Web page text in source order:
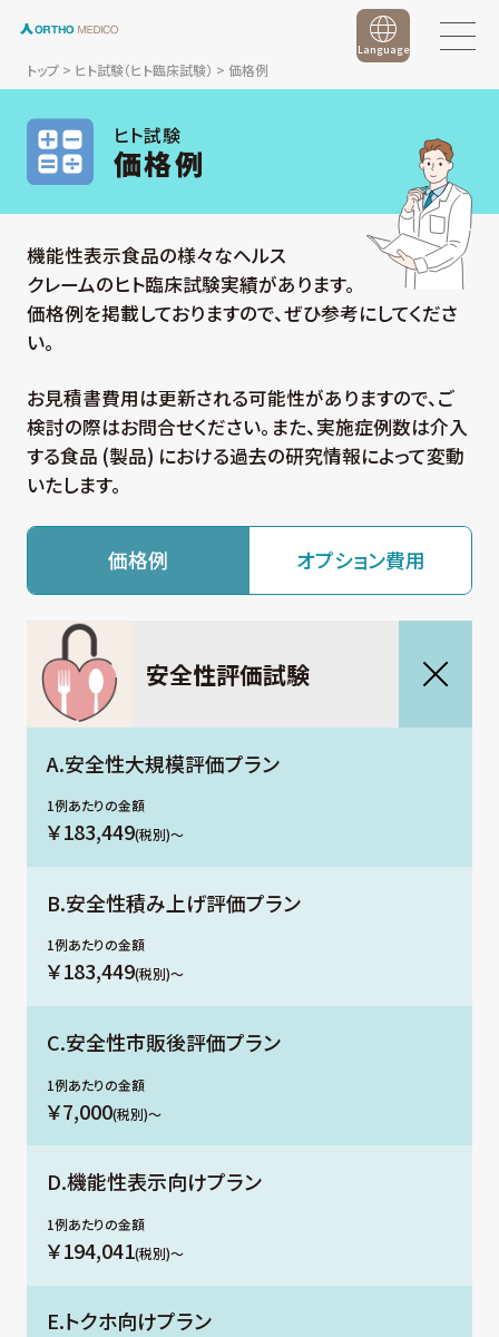
トップ> ヒト試験（ヒト臨床試験） > 価格例
Language
ヒト試験
価格例
機能性表示食品の様々なヘルス
クレームのヒト臨床試験実績があります。
価格例を掲載しておりますので、ぜひ参考にしてくださ
い。
お見積書費用は更新される可能性がありますので、ご
検討の際はお問合せください。また、実施症例数は介入
する食品 (製品) における過去の研究情報によって変動
いたします。
価格例 オプション費用
安全性評価試験
A.安全性大規模評価プラン
￥183,449(税別)〜
B.安全性積み上げ評価プラン
￥183,449(税別)〜
C.安全性市販後評価プラン
￥7,000(税別)〜
D.機能性表示向けプラン
￥194,041(税別)〜
E.トクホ向けプラン